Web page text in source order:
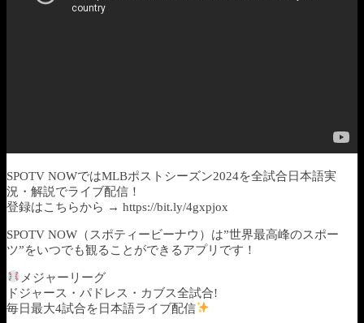
SPOTV NOWではMLBポストシーズン2024を全試合日本語実
況・解説でライブ配信！
登録はこちらから → https://bit.ly/4gxpjox
SPOTV NOW（スポティービーナウ）は”世界最高峰のスポー
ツ”をいつでも観ることができるアプリです！
メジャーリーグ
ドジャース・パドレス・カブス全試合!
毎日最大4試合を日本語ライブ配信